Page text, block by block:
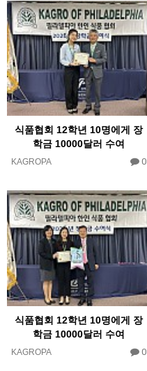
식품협회 12학년 10명에게 장
학금 10000달러 수여
KAGROPA 0
식품협회 12학년 10명에게 장
학금 10000달러 수여
KAGROPA 0